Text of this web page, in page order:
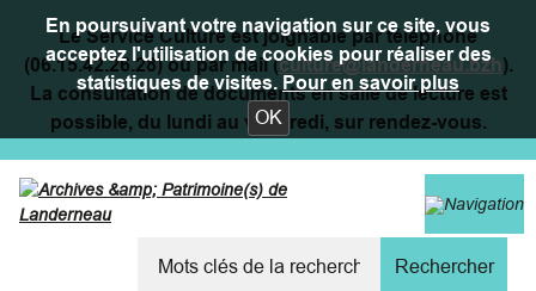
En poursuivant votre navigation sur ce site, vous
acceptez l'utilisation de cookies pour réaliser des
statistiques de visites.Pour en savoir plus
OK
Le Service Culture est joignable par téléphone
(06.15.42.26.28) ou par mail (culture@landerneau.bzh).
La consultation de documents en salle de lecture est
possible, du lundi au vendredi, sur rendez-vous.